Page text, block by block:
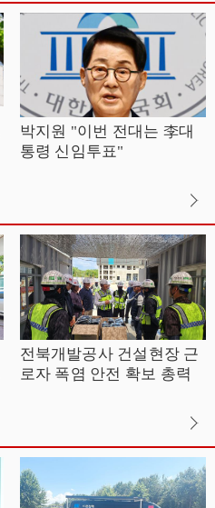
박지원 "이번 전대는 李대
통령 신임투표"
전북개발공사 건설현장 근
로자 폭염 안전 확보 총력